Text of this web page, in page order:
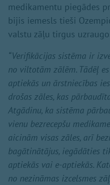
medikamentu piegādes
bijis iemesls tieši
valstu zāļu tirgus
“Verifikācijas sistēma ir
no viltotām zālēm. Tādēļ
aptiekās un ārstniecības
drošas zāles, kas
Atgādinu, ka sistēma
vienu bezrecepšu
aicinām visas zāles, arī
bagātinātājus, iegādāties
aptiekās vai e-aptiekās.
no nezināmas izcelsmes